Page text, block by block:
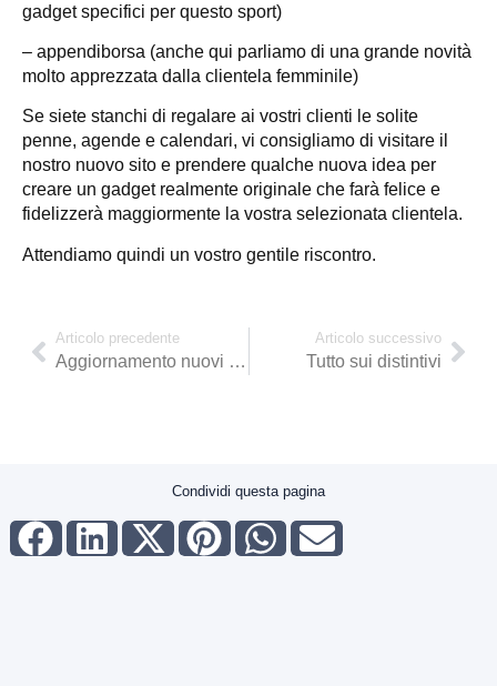
gadget specifici per questo sport)
– appendiborsa (anche qui parliamo di una grande novità
molto apprezzata dalla clientela femminile)
Se siete stanchi di regalare ai vostri clienti le solite
penne, agende e calendari, vi consigliamo di visitare il
nostro nuovo sito e prendere qualche nuova idea per
creare un gadget realmente originale che farà felice e
fidelizzerà maggiormente la vostra selezionata clientela.
Attendiamo quindi un vostro gentile riscontro.
Articolo precedente
Aggiornamento nuovi prodotti fine 2018
Articolo successivo
Tutto sui distintivi
Condividi questa pagina